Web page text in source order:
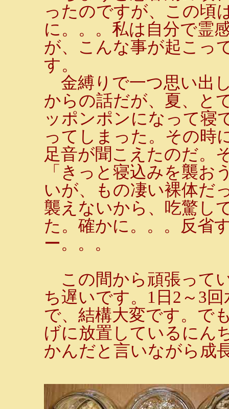
ったのですが、この頃
に。。。私は自分で霊
が、こんな事が起こっ
す。
金縛りで一つ思い出
からの話だが、夏、と
ッポンポンになって寝
ってしまった。その時
足音が聞こえたのだ。
「きっと寝込みを襲お
いが、もの凄い裸体だ
襲えないから、吃驚し
た。確かに。。。反省
ー。。。
この間から頑張って
ち遅いです。1日2～3
で、結構大変です。で
げに放置しているにん
かんだと言いながら成